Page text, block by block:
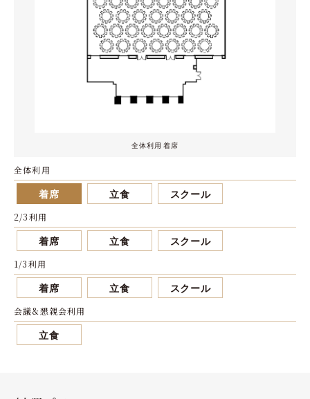
全体利用 着席
全体利用
着席 立食 スクール
2/3利用
着席 立食 スクール
1/3利用
着席 立食 スクール
会議&懇親会利用
立食